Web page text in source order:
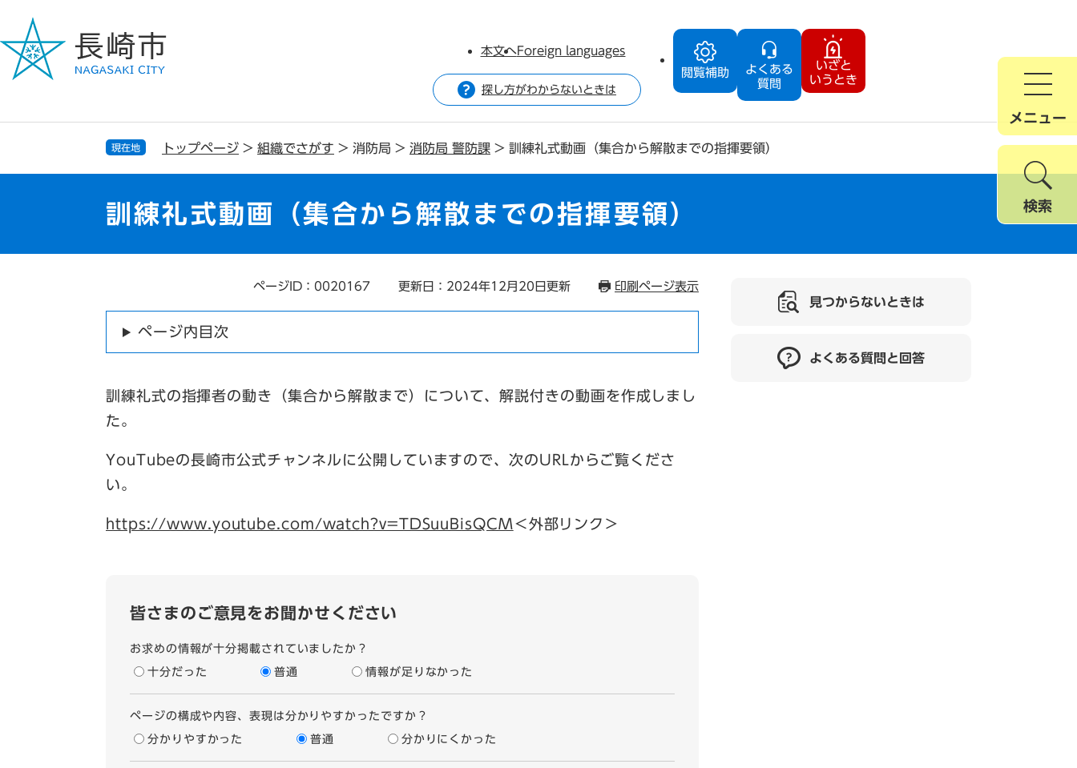
ジ
で
ュ
ば
閲覧補助
よくある
質問
いざと
いうとき
本文へForeign languages
探し方がわからないときは
メニュー
検索
現在地 トップページ > 組織でさがす > 消防局 > 消防局 警防課 > 訓練礼式動画（集合から解散までの指揮要領）
訓練礼式動画（集合から解散までの指揮要領）
ページID：0020167 更新日：2024年12月20日更新 印刷ページ表示
ページ内目次
訓練礼式の指揮者の動き（集合から解散まで）について、解説付きの動画を作成しまし
た。
YouTubeの長崎市公式チャンネルに公開していますので、次のURLからご覧くださ
い。
https://www.youtube.com/watch?v=TDSuuBisQCM ＜外部リンク＞
皆さまのご意見をお聞かせください
お求めの情報が十分掲載されていましたか？
十分だった 普通 情報が足りなかった
ページの構成や内容、表現は分かりやすかったですか？
分かりやすかった 普通 分かりにくかった
見つからないときは
よくある質問と回答